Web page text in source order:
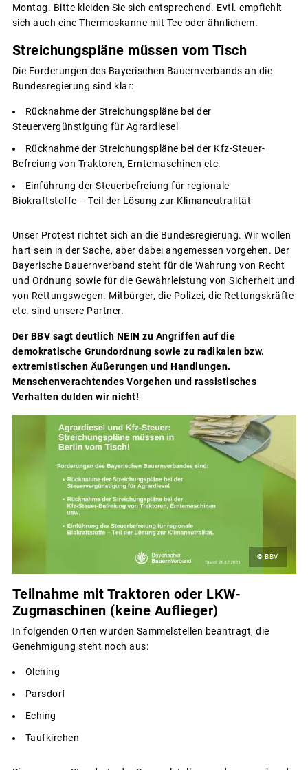
Montag. Bitte kleiden Sie sich entsprechend. Evtl. empfiehlt
sich auch eine Thermoskanne mit Tee oder ähnlichem.
Streichungspläne müssen vom Tisch
Die Forderungen des Bayerischen Bauernverbands an die
Bundesregierung sind klar:
Rücknahme der Streichungspläne bei der
Steuervergünstigung für Agrardiesel
Rücknahme der Streichungspläne bei der Kfz-Steuer-
Befreiung von Traktoren, Erntemaschinen etc.
Einführung der Steuerbefreiung für regionale
Biokraftstoffe – Teil der Lösung zur Klimaneutralität
Unser Protest richtet sich an die Bundesregierung. Wir wollen
hart sein in der Sache, aber dabei angemessen vorgehen. Der
Bayerische Bauernverband steht für die Wahrung von Recht
und Ordnung sowie für die Gewährleistung von Sicherheit und
von Rettungswegen. Mitbürger, die Polizei, die Rettungskräfte
etc. sind unsere Partner.
Der BBV sagt deutlich NEIN zu Angriffen auf die
demokratische Grundordnung sowie zu radikalen bzw.
extremistischen Äußerungen und Handlungen.
Menschenverachtendes Vorgehen und rassistisches
Verhalten dulden wir nicht!
© BBV
Teilnahme mit Traktoren oder LKW-
Zugmaschinen (keine Auflieger)
In folgenden Orten wurden Sammelstellen beantragt, die
Genehmigung steht noch aus:
Olching
Parsdorf
Eching
Taufkirchen